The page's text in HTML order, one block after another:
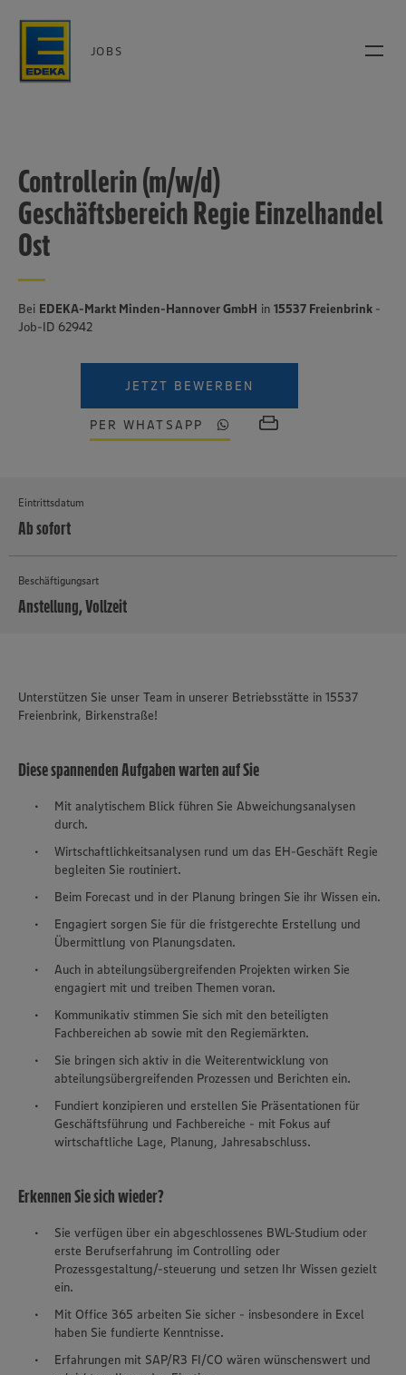
JOBS
Controllerin (m/w/d)
Geschäftsbereich Regie Einzelhandel
Ost
Bei EDEKA-Markt Minden-Hannover GmbH in 15537 Freienbrink -
Job-ID 62942
JETZT BEWERBEN
PER WHATSAPP
Eintrittsdatum
Ab sofort
Beschäftigungsart
Anstellung, Vollzeit
Unterstützen Sie unser Team in unserer Betriebsstätte in 15537
Freienbrink, Birkenstraße!
Diese spannenden Aufgaben warten auf Sie
Mit analytischem Blick führen Sie Abweichungsanalysen
durch.
Wirtschaftlichkeitsanalysen rund um das EH-Geschäft Regie
begleiten Sie routiniert.
Beim Forecast und in der Planung bringen Sie ihr Wissen ein.
Engagiert sorgen Sie für die fristgerechte Erstellung und
Übermittlung von Planungsdaten.
Auch in abteilungsübergreifenden Projekten wirken Sie
engagiert mit und treiben Themen voran.
Kommunikativ stimmen Sie sich mit den beteiligten
Fachbereichen ab sowie mit den Regiemärkten.
Sie bringen sich aktiv in die Weiterentwicklung von
abteilungsübergreifenden Prozessen und Berichten ein.
Fundiert konzipieren und erstellen Sie Präsentationen für
Geschäftsführung und Fachbereiche - mit Fokus auf
wirtschaftliche Lage, Planung, Jahresabschluss.
Erkennen Sie sich wieder?
Sie verfügen über ein abgeschlossenes BWL-Studium oder
erste Berufserfahrung im Controlling oder
Prozessgestaltung/-steuerung und setzen Ihr Wissen gezielt
ein.
Mit Office 365 arbeiten Sie sicher - insbesondere in Excel
haben Sie fundierte Kenntnisse.
Erfahrungen mit SAP/R3 FI/CO wären wünschenswert und